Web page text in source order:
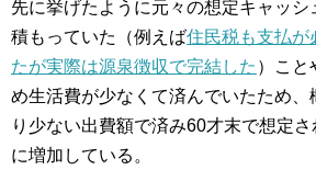
先に挙げたように元々の想定キャッシ
積もっていた（例えば住民税も支払が
たが実際は源泉徴収で完結した ）こと
め生活費が少なくて済んでいたため、
り少ない出費額で済み60才末で想定
に増加している。